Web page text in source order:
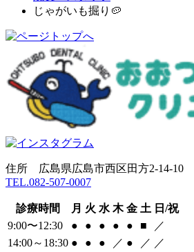
じゃがいも掘り🥔
住所 広島県広島市西区田方2-14-10
TEL.082-507-0007
診療時間 月 火 水 木 金 土 日/祝
9:00〜12:30
● ● ● ● ● ■
／
14:00～18:30 ● ● ● ／ ● ／ ／